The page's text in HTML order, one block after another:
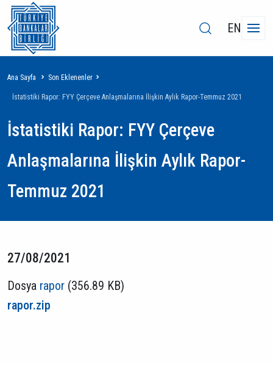
EN
Sayfa
yolu
Ana Sayfa Son Eklenenler
İstatistiki Rapor: FYY Çerçeve Anlaşmalarına İlişkin Aylık Rapor-Temmuz 2021
İstatistiki Rapor: FYY Çerçeve
Anlaşmalarına İlişkin Aylık Rapor-
Temmuz 2021
27/08/2021
Dosya rapor (356.89 KB)
rapor.zip